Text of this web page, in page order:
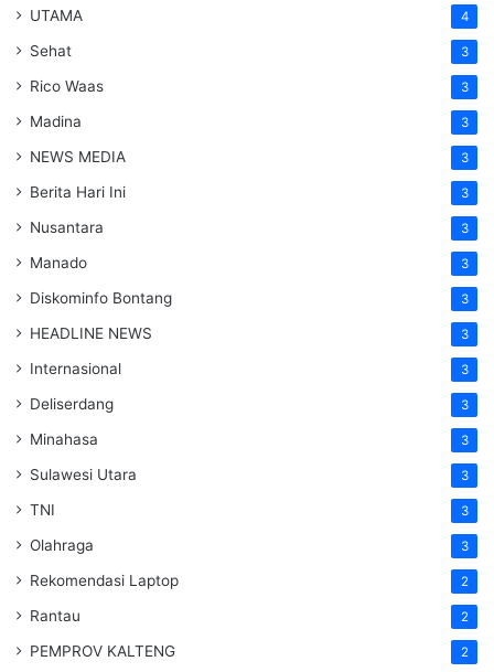
UTAMA 4
Sehat 3
Rico Waas 3
Madina 3
NEWS MEDIA 3
Berita Hari Ini 3
Nusantara 3
Manado 3
Diskominfo Bontang 3
HEADLINE NEWS 3
Internasional 3
Deliserdang 3
Minahasa 3
Sulawesi Utara 3
TNI 3
Olahraga 3
Rekomendasi Laptop 2
Rantau 2
PEMPROV KALTENG 2